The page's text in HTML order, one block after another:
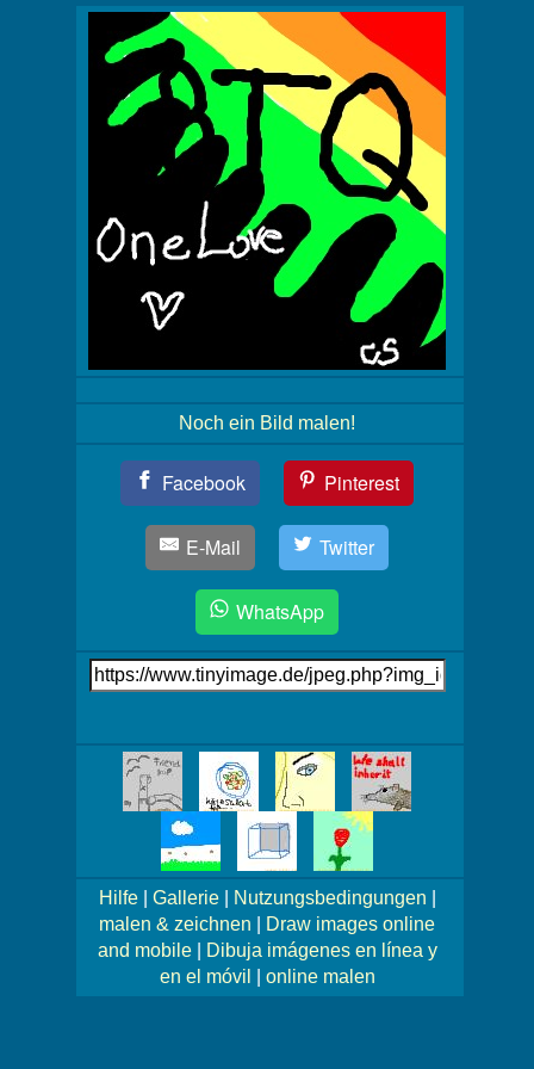
Noch ein Bild malen!
Facebook Pinterest
E-Mail Twitter
WhatsApp
Link
auf's
Mehr
Bilder!
Hilfe| Gallerie| Nutzungsbedingungen
malen & zeichnen
Draw images online
and mobile|
Dibuja imágenes en línea y
en el móvil
online malen